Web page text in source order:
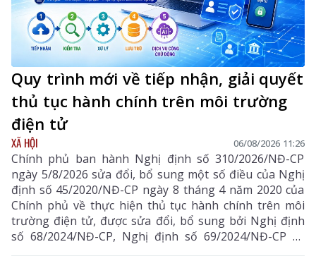
Quy trình mới về tiếp nhận, giải quyết
thủ tục hành chính trên môi trường
điện tử
XÃ HỘI 06/08/2026 11:26
Chính phủ ban hành Nghị định số 310/2026/NĐ-CP
ngày 5/8/2026 sửa đổi, bổ sung một số điều của Nghị
định số 45/2020/NĐ-CP ngày 8 tháng 4 năm 2020 của
Chính phủ về thực hiện thủ tục hành chính trên môi
trường điện tử, được sửa đổi, bổ sung bởi Nghị định
số 68/2024/NĐ-CP, Nghị định số 69/2024/NĐ-CP và
Nghị định số 118/2025/NĐ-CP.